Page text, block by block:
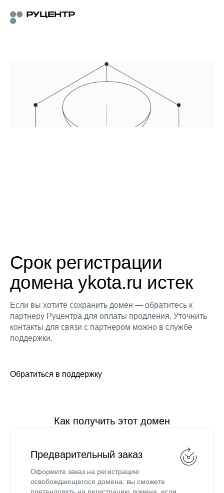
Срок регистрации
домена ykota.ru истек
Если вы хотите сохранить домен — обратитесь к
партнеру Руцентра для оплаты продления. Уточнить
контакты для связи с партнером можно в службе
поддержки.
Обратиться в поддержку
Как получить этот домен
Предварительный заказ
Оформите заказ на регистрацию
освобождающегося домена: вы сможете